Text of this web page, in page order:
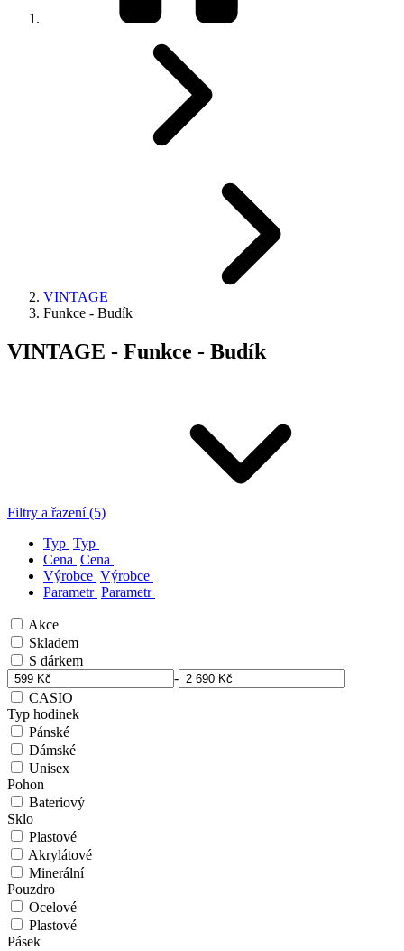
VINTAGE
Funkce - Budík
VINTAGE - Funkce - Budík
Filtry a řazení (5)
Typ Typ
Cena Cena
Výrobce Výrobce
Parametr Parametr
Akce
Skladem
S dárkem
-
CASIO
Typ hodinek
Pánské
Dámské
Unisex
Pohon
Bateriový
Sklo
Plastové
Akrylátové
Minerální
Pouzdro
Ocelové
Plastové
Pásek